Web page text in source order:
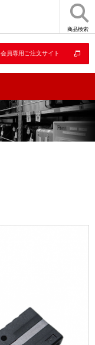
商品検索
員専用ご注文サイト